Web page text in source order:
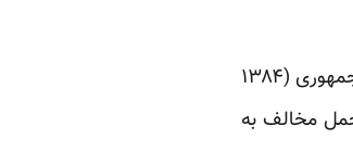
البته رییس ستاد کل نیروهای مسلح که مهدی کروبی کاندیدای اصلاح طلب و معترض در دو دوره انتخابات ریاست جمهوری (۱۳۸۴
مخالف به